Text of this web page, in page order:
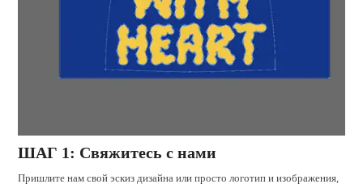
ШАГ 1: Свяжитесь с нами
Пришлите нам свой эскиз дизайна или просто логотип и изображения,